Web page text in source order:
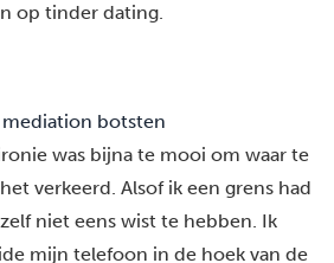
op tinder dating.
botsten
was bijna te mooi om waar te
verkeerd. Alsof ik een grens had
niet eens wist te hebben. Ik
mijn telefoon in de hoek van de